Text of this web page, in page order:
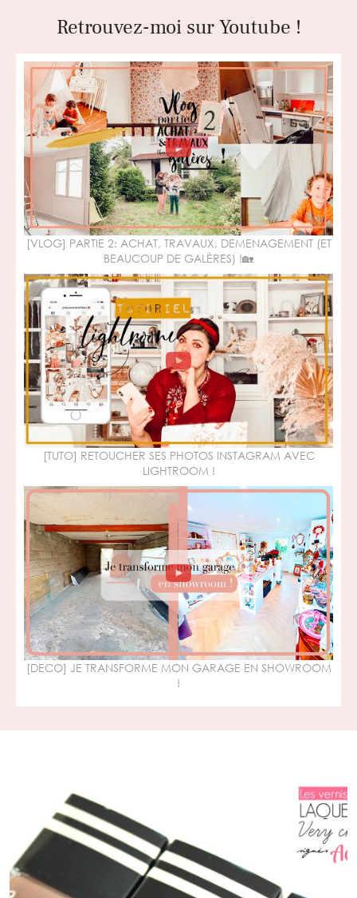
Retrouvez-moi sur Youtube !
[VLOG] PARTIE 2: ACHAT, TRAVAUX, DEMENAGEMENT (ET
BEAUCOUP DE GALÈRES) !🏡
[TUTO] RETOUCHER SES PHOTOS INSTAGRAM AVEC
LIGHTROOM !
[DECO] JE TRANSFORME MON GARAGE EN SHOWROOM
!